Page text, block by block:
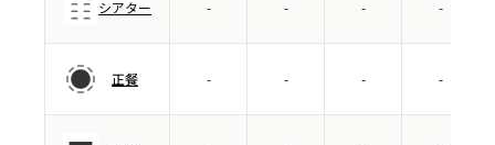
シアター - - - -
正餐 - - - -